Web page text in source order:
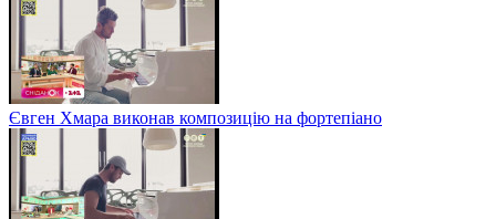
Євген Хмара виконав композицію на фортепіано